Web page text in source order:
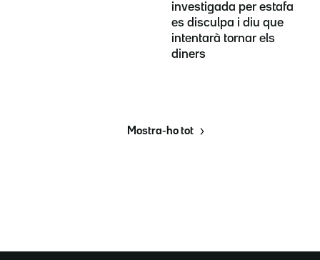
investigada per estafa
es disculpa i diu que
intentarà tornar els
diners
Mostra-ho tot